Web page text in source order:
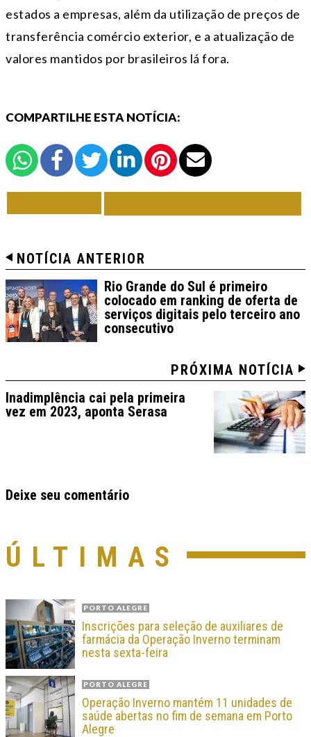
estados a empresas, além da utilização de preços de
transferência comércio exterior, e a atualização de
valores mantidos por brasileiros lá fora.
COMPARTILHE ESTA NOTÍCIA:
NOTÍCIA ANTERIOR
Rio Grande do Sul é primeiro
colocado em ranking de oferta de
serviços digitais pelo terceiro ano
consecutivo
PRÓXIMA NOTÍCIA
Inadimplência cai pela primeira
vez em 2023, aponta Serasa
Deixe seu comentário
ÚLTIMAS
PORTO ALEGRE
Inscrições para seleção de auxiliares de
farmácia da Operação Inverno terminam
nesta sexta-feira
PORTO ALEGRE
Operação Inverno mantém 11 unidades de
saúde abertas no fim de semana em Porto
Alegre